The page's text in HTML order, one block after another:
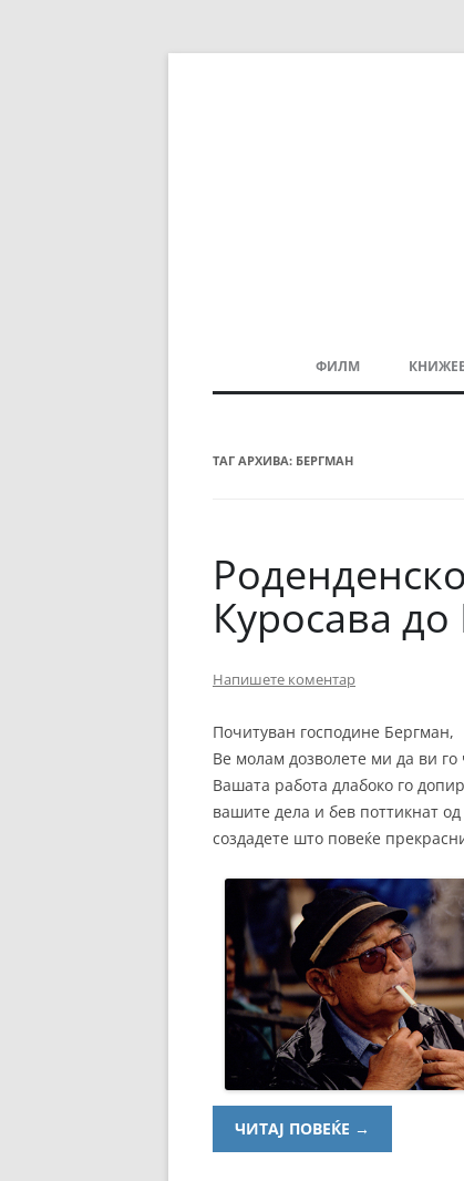
ФИЛМ
ЖАНРОВИ
ФЕСТИВАЛИ
ТАГ АРХИВА: БЕРГМАН
Куросава
Напишете коментар
Почитуван господине Бергман,
Ве молам дозволете ми да ви
Вашата работа длабоко го
вашите дела и бев поттикнат
создадете што повеќе
ЧИТАЈ ПОВЕЌЕ →